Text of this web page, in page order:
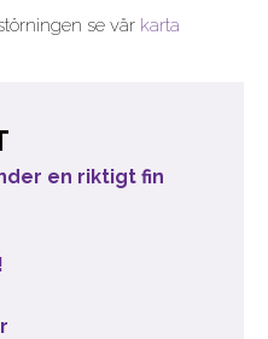
se vår karta
en riktigt fin